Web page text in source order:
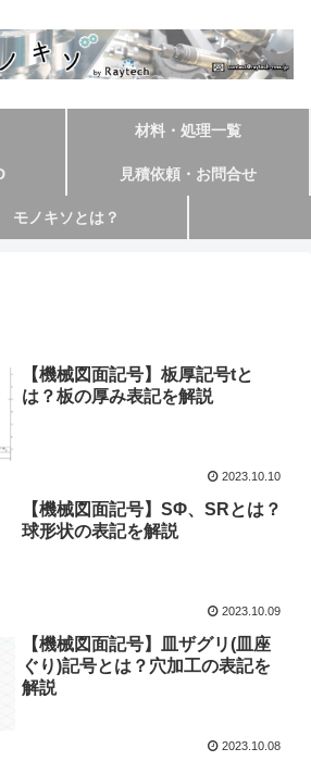
材料・処理一覧
見積依頼・お問合せ
モノキソとは？
【機械図面記号】板厚記号tと
は？板の厚み表記を解説
2023.10.10
【機械図面記号】SΦ、SRとは？
球形状の表記を解説
2023.10.09
【機械図面記号】皿ザグリ(皿座
ぐり)記号とは？穴加工の表記を
解説
2023.10.08